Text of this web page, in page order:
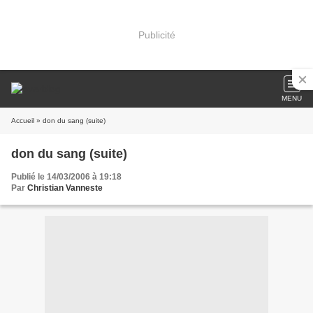
Publicité
MENU
Accueil » don du sang (suite)
don du sang (suite)
Publié le 14/03/2006 à 19:18
Par Christian Vanneste